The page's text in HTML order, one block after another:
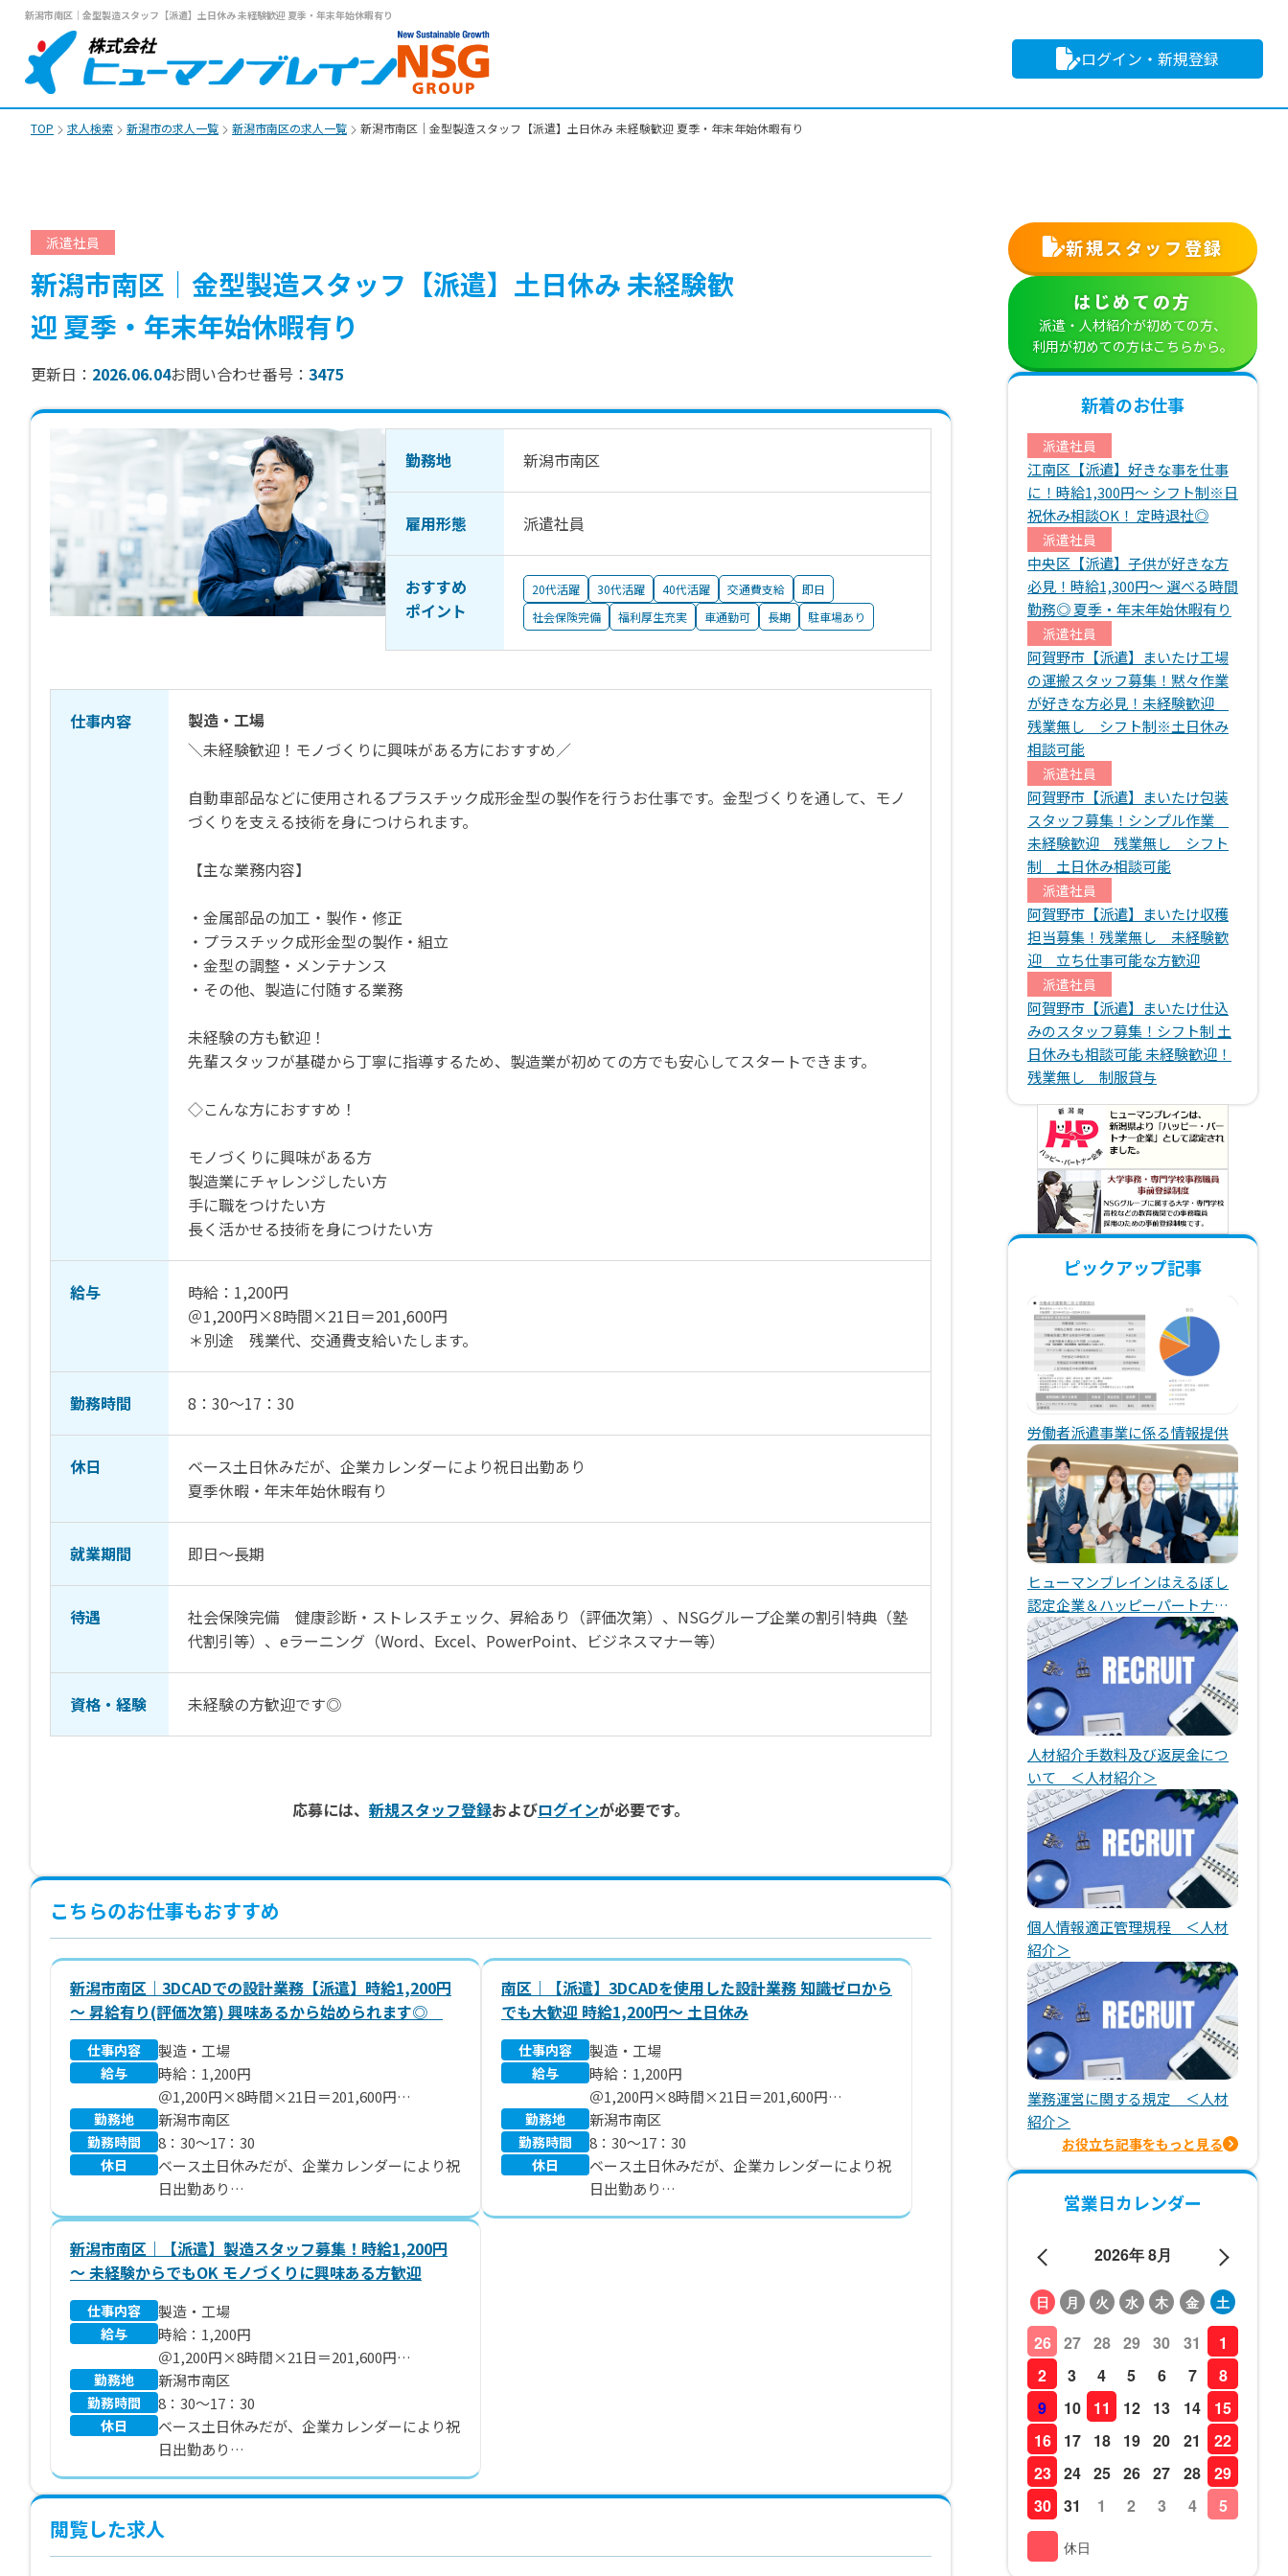
新潟市南区｜金型製造スタッフ【派遣】土日休み 未経験歓迎 夏季・年末年始休暇有り
ログイン・新規登録
TOP 求人検索 新潟市の求人一覧 新潟市南区の求人一覧 新潟市南区｜金型製造スタッフ【派遣】土日休み 未経験歓迎 夏季・年末年始休暇有り
派遣社員
新潟市南区｜金型製造スタッフ【派遣】土日休み 未経験歓
迎 夏季・年末年始休暇有り
更新日： 2026.06.04お問い合わせ番号： 3475
勤務地 新潟市南区
雇用形態 派遣社員
おすすめ
ポイント
20代活躍 30代活躍 40代活躍 交通費支給
即日
社会保険完備
福利厚生充実 車通勤可 長期 駐車場あり
仕事内容
製造・工場
＼未経験歓迎！モノづくりに興味がある方におすすめ／
自動車部品などに使用されるプラスチック成形金型の製作を行うお仕事です。金型づくりを通して、モノ
づくりを支える技術を身につけられます。
【主な業務内容】
・金属部品の加工・製作・修正
・プラスチック成形金型の製作・組立
・金型の調整・メンテナンス
・その他、製造に付随する業務
未経験の方も歓迎！
先輩スタッフが基礎から丁寧に指導するため、製造業が初めての方でも安心してスタートできます。
◇こんな方におすすめ！
モノづくりに興味がある方
製造業にチャレンジしたい方
手に職をつけたい方
長く活かせる技術を身につけたい方
給与
時給：1,200円
＠1,200円×8時間×21日＝201,600円
＊別途 残業代、交通費支給いたします。
勤務時間 8：30～17：30
休日
ベース土日休みだが、企業カレンダーにより祝日出勤あり
夏季休暇・年末年始休暇有り
就業期間 即日～長期
待遇
社会保険完備 健康診断・ストレスチェック、昇給あり（評価次第）、NSGグループ企業の割引特典（塾
代割引等）、eラーニング（Word、Excel、PowerPoint、ビジネスマナー等）
資格・経験 未経験の方歓迎です◎
応募には、 新規スタッフ登録およびログインが必要です。
こちらのお仕事もおすすめ
新潟市南区｜3DCADでの設計業務【派遣】時給1,200円
～ 昇給有り(評価次第) 興味あるから始められます◎
仕事内容 製造・工場
給与
時給：1,200円
＠1,200円×8時間×21日＝201,600円
＊別途 残業代、交通費支給いたします。
勤務地 新潟市南区
勤務時間 8：30～17：30
休日
ベース土日休みだが、企業カレンダーにより祝
日出勤あり
夏季休暇・年末年始休暇有り
南区｜【派遣】3DCADを使用した設計業務 知識ゼロから
でも大歓迎 時給1,200円～ 土日休み
仕事内容 製造・工場
給与
時給：1,200円
＠1,200円×8時間×21日＝201,600円
＊別途 残業代、交通費支給します。
勤務地 新潟市南区
勤務時間 8：30～17：30
休日
ベース土日休みだが、企業カレンダーにより祝
日出勤あり
夏季休暇・年末年始休暇
新潟市南区｜【派遣】製造スタッフ募集！時給1,200円
～ 未経験からでもOK モノづくりに興味ある方歓迎
仕事内容 製造・工場
給与
時給：1,200円
＠1,200円×8時間×21日＝201,600円
＊別途 残業代、交通費は支給します。
勤務地 新潟市南区
勤務時間 8：30～17：30
休日
ベース土日休みだが、企業カレンダーにより祝
日出勤あり
夏季休暇・年末年始休暇あり
閲覧した求人
新規スタッフ登録
はじめての方
派遣・人材紹介が初めての方、
利用が初めての方はこちらから。
新着のお仕事
派遣社員
江南区【派遣】好きな事を仕事
に！時給1,300円～ シフト制※日
祝休み相談OK！ 定時退社◎
派遣社員
中央区【派遣】子供が好きな方
必見！時給1,300円～ 選べる時間
勤務◎ 夏季・年末年始休暇有り
派遣社員
阿賀野市【派遣】まいたけ工場
の運搬スタッフ募集！黙々作業
が好きな方必見！未経験歓迎
残業無し シフト制※土日休み
相談可能
派遣社員
阿賀野市【派遣】まいたけ包装
スタッフ募集！シンプル作業
未経験歓迎 残業無し シフト
制 土日休み相談可能
派遣社員
阿賀野市【派遣】まいたけ収穫
担当募集！残業無し 未経験歓
迎 立ち仕事可能な方歓迎
派遣社員
阿賀野市【派遣】まいたけ仕込
みのスタッフ募集！シフト制 土
日休みも相談可能 未経験歓迎！
残業無し 制服貸与
ピックアップ記事
労働者派遣事業に係る情報提供
ヒューマンブレインはえるぼし
認定企業＆ハッピーパートナー
企業です！
人材紹介手数料及び返戻金につ
いて ＜人材紹介＞
個人情報適正管理規程 ＜人材
紹介＞
業務運営に関する規定 ＜人材
紹介＞
お役立ち記事をもっと見る
営業日カレンダー
2026年 8月
日 月 火 水 木 金 土
26 27 28 29 30 31
1
2
3 4 5 6 7
8
9
10 11 12 13 14
15
16
17 18 19 20 21
22
23 24 25 26 27 28
29
30 31 1 2 3 4 5
休日